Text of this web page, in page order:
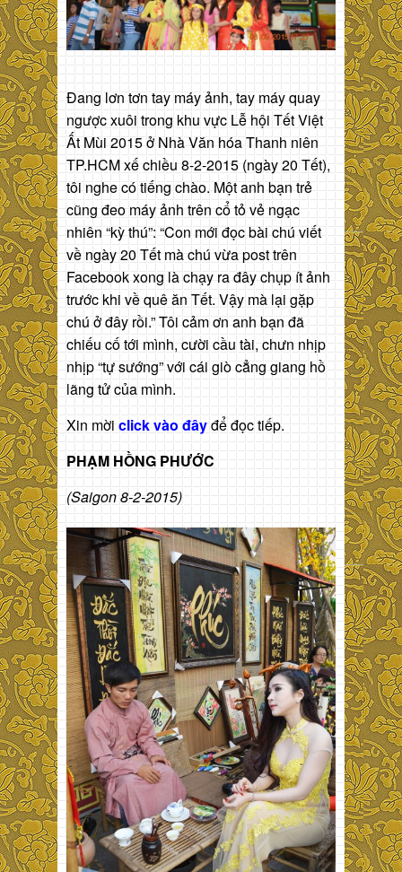
Đang lơn tơn tay máy ảnh, tay máy quay
ngược xuôi trong khu vực Lễ hội Tết Việt
Ất Mùi 2015 ở Nhà Văn hóa Thanh niên
TP.HCM xế chiều 8-2-2015 (ngày 20 Tết),
tôi nghe có tiếng chào. Một anh bạn trẻ
cũng đeo máy ảnh trên cổ tỏ vẻ ngạc
nhiên “kỳ thú”: “Con mới đọc bài chú viết
về ngày 20 Tết mà chú vừa post trên
Facebook xong là chạy ra đây chụp ít ảnh
trước khi về quê ăn Tết. Vậy mà lại gặp
chú ở đây rồi.” Tôi cảm ơn anh bạn đã
chiếu cố tới mình, cười cầu tài, chưn nhịp
nhịp “tự sướng” với cái giò cẳng giang hồ
lãng tử của mình.
Xin mời click vào đâyđể đọc tiếp.
PHẠM HỒNG PHƯỚC
(Saigon 8-2-2015)